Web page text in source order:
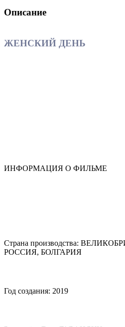
Описание
ЖЕНСКИЙ ДЕНЬ
ИНФОРМАЦИЯ О ФИЛЬМЕ
Страна производства:
РОССИЯ, БОЛГАРИЯ
Год создания: 2019